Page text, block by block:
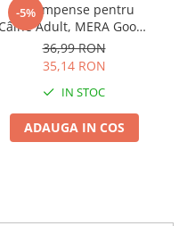
-5%
Recompense pentru
Câine Adult, MERA Goody
Snacks, Curcan și Orez,
600g
36,99 RON
35,14 RON
IN STOC
ADAUGA IN COS